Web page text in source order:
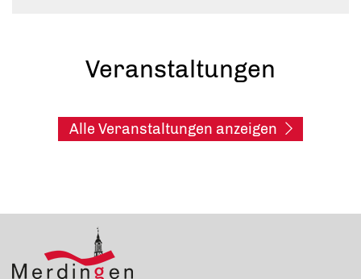
Veranstaltungen
Alle Veranstaltungen anzeigen